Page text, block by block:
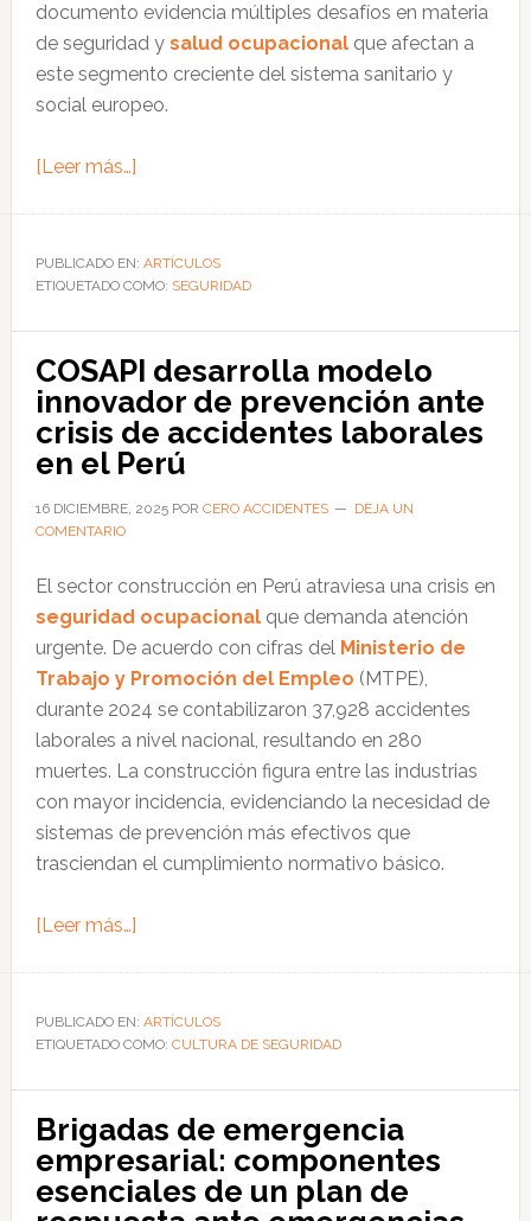
documento evidencia múltiples desafíos en materia
de seguridad y salud ocupacional que afectan a
este segmento creciente del sistema sanitario y
social europeo.
[Leer más…]acerca
de
atención
Europa
enfrenta
graves
riesgos
laborales,
de
la
EU-
OSHA
PUBLICADO EN: ARTÍCULOS
ETIQUETADO COMO: SEGURIDAD
COSAPI desarrolla modelo
innovador de prevención ante
crisis de accidentes laborales
en el Perú
16 DICIEMBRE, 2025POR CERO ACCIDENTES
DEJA UN
COMENTARIO
El sector construcción en Perú atraviesa una crisis en
seguridad ocupacional que demanda atención
urgente. De acuerdo con cifras del Ministerio de
Trabajo y Promoción del Empleo (MTPE),
durante 2024 se contabilizaron 37,928 accidentes
laborales a nivel nacional, resultando en 280
muertes. La construcción figura entre las industrias
con mayor incidencia, evidenciando la necesidad de
sistemas de prevención más efectivos que
trasciendan el cumplimiento normativo básico.
[Leer más…]acerca
desarrolla
modelo
prevención
ante
crisis
PUBLICADO EN: ARTÍCULOS
ETIQUETADO COMO: CULTURA DE SEGURIDAD
Brigadas de emergencia
empresarial: componentes
esenciales de un plan de